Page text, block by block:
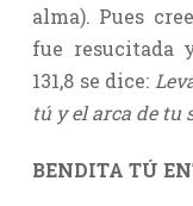
alma). Pues
fue resucitada
131,8 se dice:
tú y el arca de tu
BENDITA TÚ